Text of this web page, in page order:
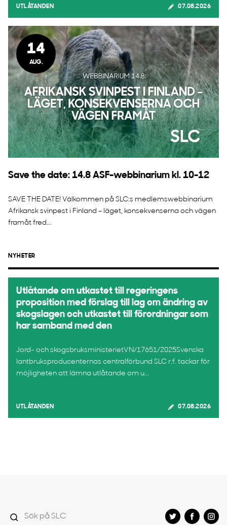
UTLÅTANDEN 07.08.2026
14
AUG.
Save the date: 14.8 ASF-webbinarium kl. 10-12
SAVE THE DATE! Välkommen på SLC:s medlemswebbinarium
Afrikansk svinpest i Finland – läget, konsekvenserna och vägen
framåt fred...
NYHETER
Utlåtande om utkastet till regeringens
proposition med förslag till lag om ändring av
skogslagen och utkastet till förordningar som
har samband med den
Jord- och skogsbruksministerietVN/17651/2025Svenska
lantbruksproducenternas centralförbund SLC r.f. tackar för
möjligheten att lämna utlåtande om u...
UTLÅTANDEN 07.08.2026